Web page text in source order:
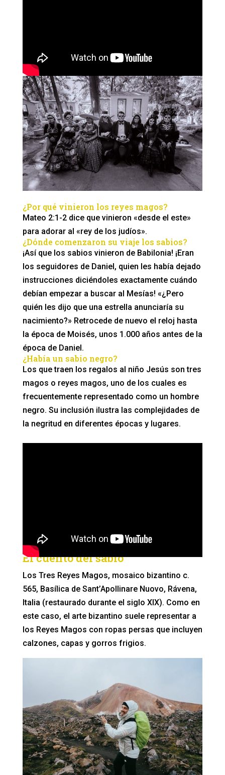
¿Por qué vinieron los reyes magos?
Mateo 2:1-2 dice que vinieron «desde el este»
para adorar al «rey de los judíos».
¿Dónde comenzaron su viaje los sabios?
¡Así que los sabios vinieron de Babilonia! ¡Eran
los seguidores de Daniel, quien les había dejado
instrucciones diciéndoles exactamente cuándo
debían empezar a buscar al Mesías! «¿Pero
quién les dijo que una estrella anunciaría su
nacimiento?» Retrocede de nuevo el reloj hasta
la época de Moisés, unos 1.000 años antes de la
época de Daniel.
¿Había un sabio negro?
Los que traen los regalos al niño Jesús son tres
magos o reyes magos, uno de los cuales es
frecuentemente representado como un hombre
negro. Su inclusión ilustra las complejidades de
la negritud en diferentes épocas y lugares.
El cuento del sabio
Los Tres Reyes Magos, mosaico bizantino c.
565, Basílica de Sant’Apollinare Nuovo, Rávena,
Italia (restaurado durante el siglo XIX). Como en
este caso, el arte bizantino suele representar a
los Reyes Magos con ropas persas que incluyen
calzones, capas y gorros frigios.